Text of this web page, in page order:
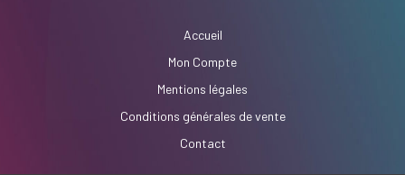
Accueil
Mon Compte
Mentions légales
Conditions générales de vente
Contact